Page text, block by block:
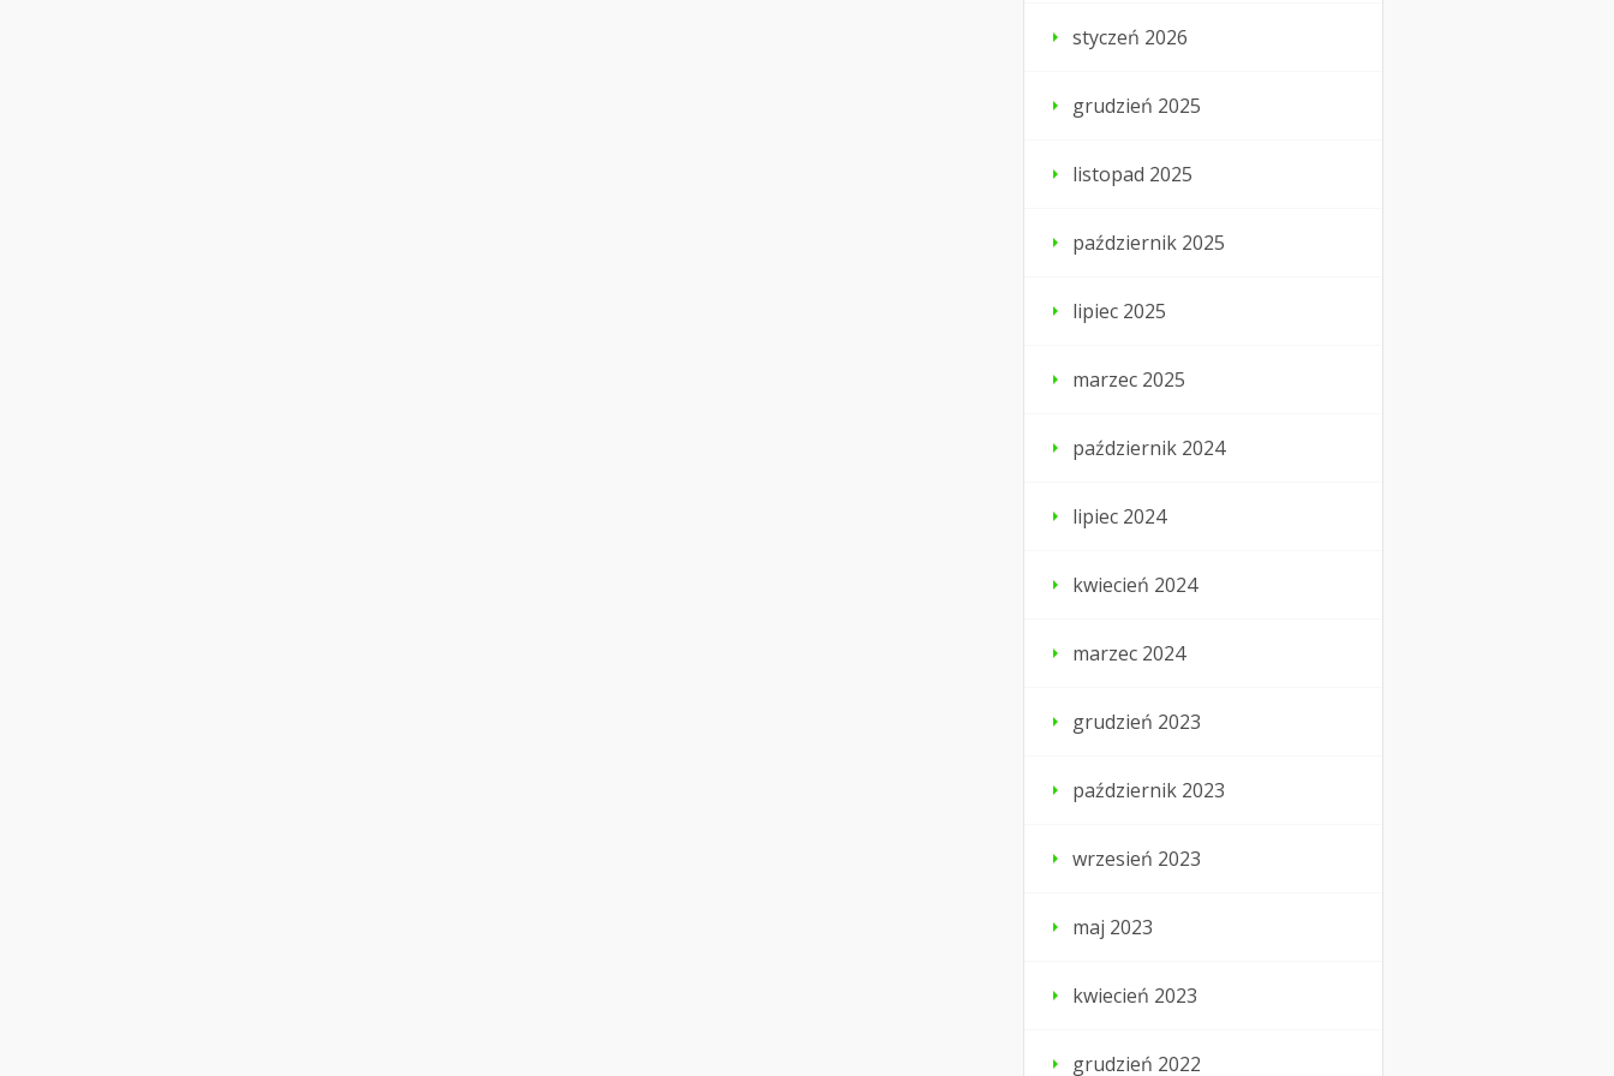
styczeń 2026
grudzień 2025
listopad 2025
październik 2025
lipiec 2025
marzec 2025
październik 2024
lipiec 2024
kwiecień 2024
marzec 2024
grudzień 2023
październik 2023
wrzesień 2023
maj 2023
kwiecień 2023
grudzień 2022